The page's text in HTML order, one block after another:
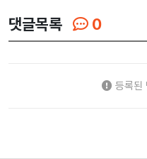
댓글목록 0
등록된